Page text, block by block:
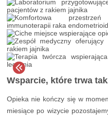
Wsparcie, które trwa
Opieka nie kończy się w
miesiące po wizycie